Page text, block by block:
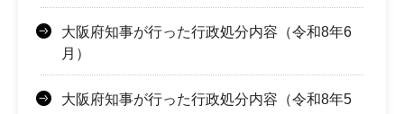
大阪府知事が行った行政処分内容（令和8年6
月）
大阪府知事が行った行政処分内容（令和8年5